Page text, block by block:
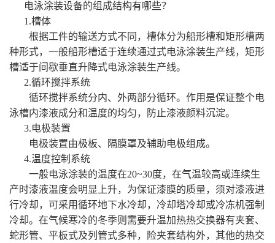
电泳涂装设备的组成结构有哪些？
1.槽体
根据工件的输送方式不同，槽体分为船形槽和矩形槽两
种形式，一般船形槽适于连续通过式电泳涂装生产线，矩形
槽适于间歇垂直升降式电泳涂装生产线。
2.循环搅拌系统
循环搅拌系统分内、外两部分循环。作用是保证整个电
泳槽内漆液成分和温度的均匀，防止漆液颜料沉淀。
3.电极装置
电极装置由极板、隔膜罩及辅助电极组成。
4.温度控制系统
一般电泳涂装的温度在20~30度，在气温较高或连续生
产时漆液温度会明显上升，为保证漆膜的质量，须对漆液进
行冷却，可采用循环地下水冷却，冷却塔冷却或冷冻机强制
冷却。在气候寒冷的冬季则需要升温加热热交换器有夹套、
蛇形管、平板式及列管式多种，险夹套结构外，其他的热交